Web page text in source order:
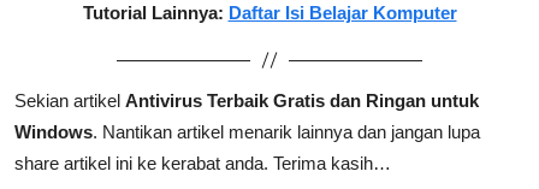
Tutorial Lainnya: Daftar Isi Belajar Komputer
Sekian artikel Antivirus Terbaik Gratis dan Ringan untuk
Windows. Nantikan artikel menarik lainnya dan jangan lupa
share artikel ini ke kerabat anda. Terima kasih…